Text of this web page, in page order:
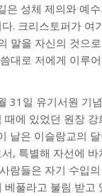
은 성체 제의와 예
. 크리스토퍼가 여
말을 자신의 것으
대로 저에게 이루
31일 유기서원 기
때에 있었던 원장
날은 이슬람교의
, 특별해 자선에 바
람들은 자기 수입
베풀라고 불림 받고